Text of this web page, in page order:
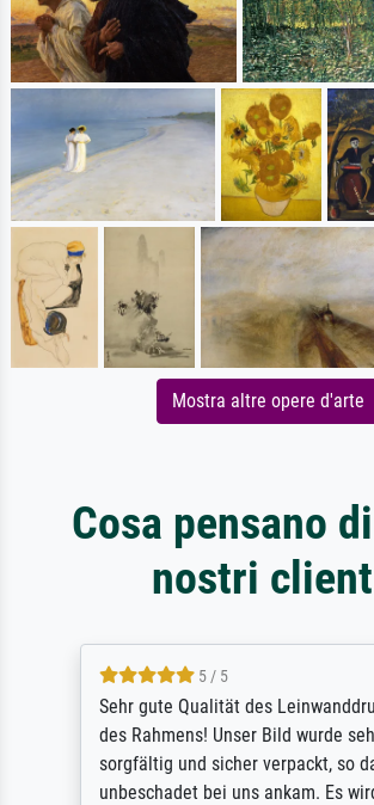
Mostra altre opere d'arte
Cosa pensano
nostri
5 / 5
Sehr gute Qualität des
des Rahmens! Unser Bild wurde
sorgfältig und sicher verpackt, so
unbeschadet bei uns ankam. Es